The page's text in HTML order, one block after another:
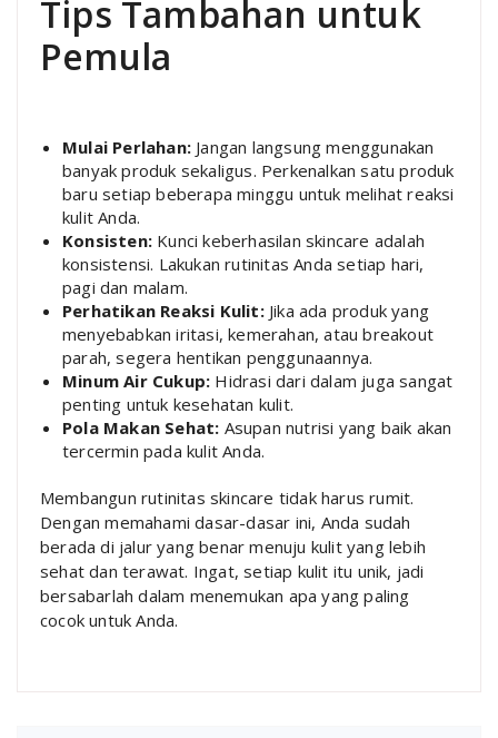
Tips Tambahan untuk
Pemula
Mulai Perlahan: Jangan langsung menggunakan
banyak produk sekaligus. Perkenalkan satu produk
baru setiap beberapa minggu untuk melihat reaksi
kulit Anda.
Konsisten: Kunci keberhasilan skincare adalah
konsistensi. Lakukan rutinitas Anda setiap hari,
pagi dan malam.
Perhatikan Reaksi Kulit:Jika ada produk yang
menyebabkan iritasi, kemerahan, atau breakout
parah, segera hentikan penggunaannya.
Minum Air Cukup: Hidrasi dari dalam juga sangat
penting untuk kesehatan kulit.
Pola Makan Sehat: Asupan nutrisi yang baik akan
tercermin pada kulit Anda.
Membangun rutinitas skincare tidak harus rumit.
Dengan memahami dasar-dasar ini, Anda sudah
berada di jalur yang benar menuju kulit yang lebih
sehat dan terawat. Ingat, setiap kulit itu unik, jadi
bersabarlah dalam menemukan apa yang paling
cocok untuk Anda.